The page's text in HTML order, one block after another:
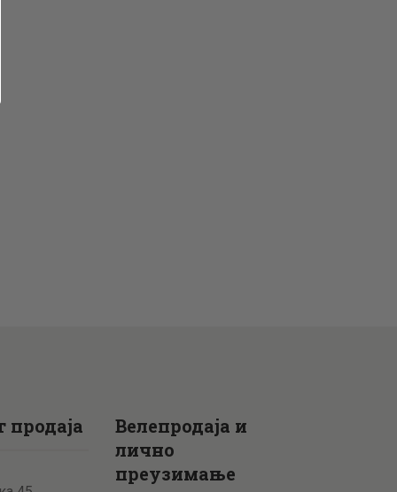
продаја
Велепродаја и
лично
преузимање